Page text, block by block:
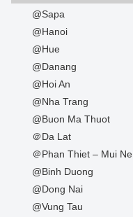
@Sapa
@Hanoi
@Hue
@Danang
@Hoi An
@Nha Trang
@Buon Ma Thuot
＠Da Lat
＠Phan Thiet – Mui Ne
@Binh Duong
@Dong Nai
@Vung Tau